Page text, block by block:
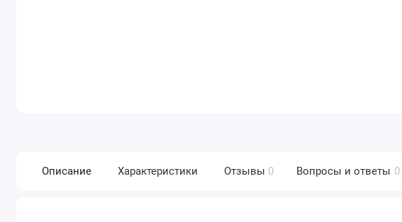
Описание Характеристики Отзывы 0 Вопросы и ответы 0